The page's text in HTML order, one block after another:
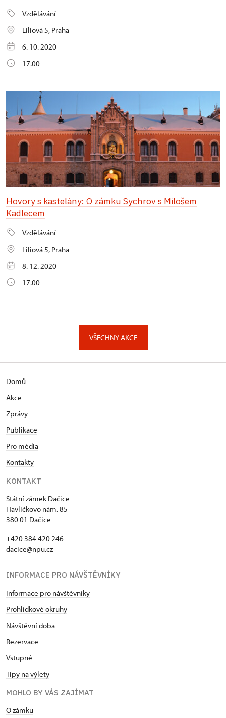
Vzdělávání
Liliová 5, Praha
6. 10. 2020
17.00
Hovory s kastelány: O zámku Sychrov s Milošem
Kadlecem
Vzdělávání
Liliová 5, Praha
8. 12. 2020
17.00
VŠECHNY AKCE
Domů
Akce
Zprávy
Publikace
Pro média
Kontakty
KONTAKT
Státní zámek Dačice
Havlíčkovo nám. 85
380 01 Dačice
+420 384 420 246
dacice@npu.cz
INFORMACE PRO NÁVŠTĚVNÍKY
Informace pro návštěvníky
Prohlídkové okruhy
Návštěvní doba
Rezervace
Vstupné
Tipy na výlety
MOHLO BY VÁS ZAJÍMAT
O zámku